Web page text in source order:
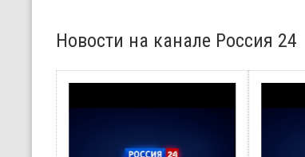
Новости на канале Россия 24